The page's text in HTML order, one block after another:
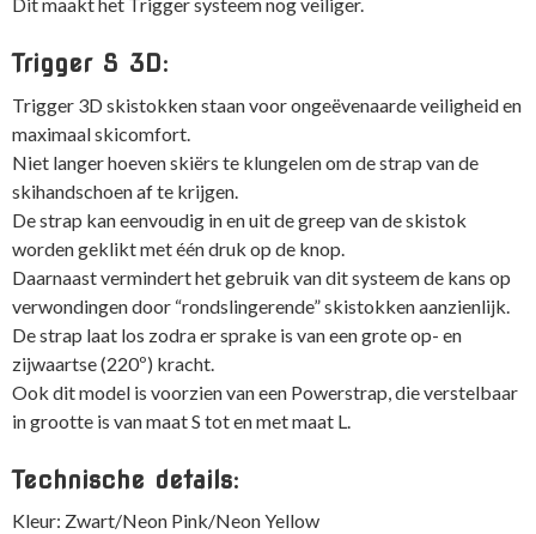
Trigger S 3D:
Trigger 3D skistokken staan voor ongeëvenaarde veiligheid en
maximaal skicomfort.
Niet langer hoeven skiërs te klungelen om de strap van de
skihandschoen af te krijgen.
De strap kan eenvoudig in en uit de greep van de skistok
worden geklikt met één druk op de knop.
Daarnaast vermindert het gebruik van dit systeem de kans op
verwondingen door “rondslingerende” skistokken aanzienlijk.
De strap laat los zodra er sprake is van een grote op- en
zijwaartse (220º) kracht.
Ook dit model is voorzien van een Powerstrap, die verstelbaar
in grootte is van maat S tot en met maat L.
Technische details:
Kleur: Zwart/Neon Pink/Neon Yellow